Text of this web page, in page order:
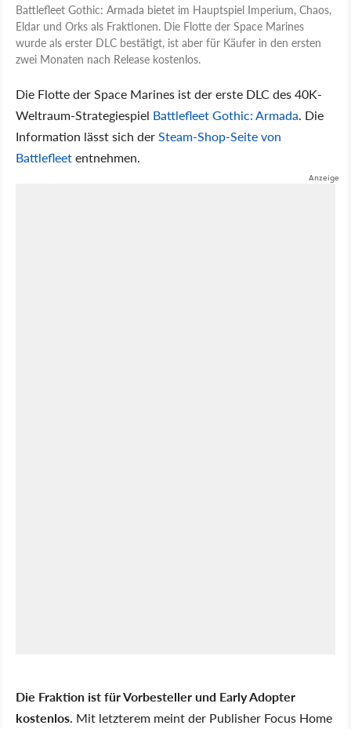
Battlefleet Gothic: Armada bietet im Hauptspiel Imperium, Chaos,
Eldar und Orks als Fraktionen. Die Flotte der Space Marines
wurde als erster DLC bestätigt, ist aber für Käufer in den ersten
zwei Monaten nach Release kostenlos.
Die Flotte der Space Marines ist der erste DLC des 40K-
Weltraum-Strategiespiel Battlefleet Gothic: Armada. Die
Information lässt sich derSteam-Shop-Seite von
Battlefleetentnehmen.
Die Fraktion ist für Vorbesteller und Early Adopter
kostenlos. Mit letzterem meint der Publisher Focus Home